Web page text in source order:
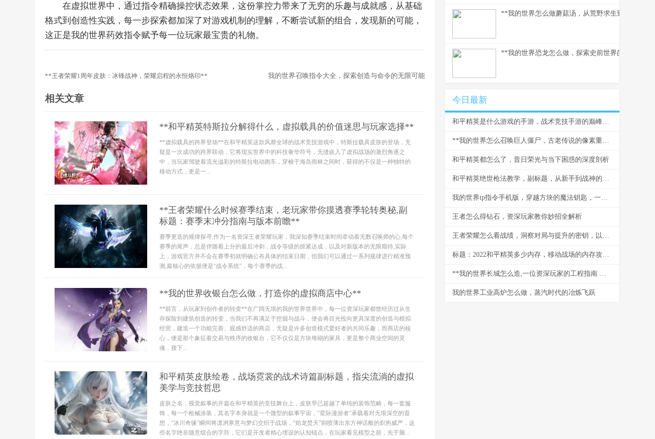
在虚拟世界中，通过指令精确操控状态效果，这份掌控力带来了无穷的乐趣与成就感，从基础
格式到创造性实践，每一步探索都加深了对游戏机制的理解，不断尝试新的组合，发现新的可能，
这正是我的世界药效指令赋予每一位玩家最宝贵的礼物。
**王者荣耀1周年皮肤：冰锋战神，荣耀启程的永恒烙印** 我的世界召唤指令大全，探索创造与命令的无限可能
相关文章
**和平精英特斯拉分解得什么，虚拟载具的价值迷思与玩家选择**
**虚拟载具的跨界登场**在和平精英这款风靡全球的战术竞技游戏中，特斯拉载具皮肤的登场，无
疑是一次成功的跨界联动，它将现实世界中的科技奢华符号，无缝嵌入了虚拟战场的激烈角逐之
中，当玩家驾驶着流光溢彩的特斯拉电动跑车，穿梭于海岛雨林之间时，获得的不仅是一种独特的
移动方式，更是一...
**王者荣耀什么时候赛季结束，老玩家带你摸透赛季轮转奥秘,副
标题：赛季末冲分指南与版本前瞻**
赛季更迭的规律探寻,作为一名资深王者荣耀玩家，我深知赛季结束时间牵动着无数召唤师的心,每个
赛季的尾声，总是伴随着上分的最后冲刺，战令等级的抓紧达成，以及对新版本的无限期待,实际
上，游戏官方并不会在赛季初就明确公布具体的结束日期，但我们可以通过一系列规律进行精准预
测,最核心的依据便是“战令系统”，每个赛季的战...
**我的世界收银台怎么做，打造你的虚拟商店中心**
**前言，从玩家到创作者的转变**在广阔无垠的我的世界世界中，每一位资深玩家都曾经历过从生
存探险到建筑创造的转变，当我们不再满足于挖掘与战斗，便会将目光投向更具深度的创造与模拟
经营，建造一个功能完善、观感舒适的商店，无疑是许多创造模式爱好者的共同乐趣，而商店的核
心，便是那个象征着交易与秩序的收银台，它不仅仅是方块堆砌的家具，更是整个商业空间的灵
魂，接下...
和平精英皮肤绘卷，战场霓裳的战术诗篇副标题，指尖流淌的虚拟
美学与竞技哲思
皮肤之名，视觉叙事的开篇在和平精英的竞技舞台上，皮肤早已超越了单纯的装饰范畴，每一套服
饰，每一个枪械涂装，其名字本身就是一个微型的叙事宇宙，“星际漫游者”承载着对无垠深空的遐
想，“冰川奇缘”瞬间将凛冽寒意与梦幻交织于战场，“焰龙焚天”则喷薄出东方神话般的炽热威严，这
些名字绝非随意组合的字符，它们是开发者精心埋设的认知锚点，在玩家看见模型之前，先于脑...
**我的世界怎么做蘑菇汤，从荒野求生到精致烹饪
**我的世界恐龙怎么做，探索史前世界的模组之旅
今日最新
和平精英是什么游戏的手游，战术竞技手游的巅峰之作
**我的世界怎么召唤巨人僵尸，古老传说的像素重现**
和平精英都怎么了，昔日荣光与当下困惑的深度剖析
和平精英绝世枪法教学，副标题，从新手到战神的精准之道
我的世界tp指令手机版，穿越方块的魔法钥匙，一段关于空间与创造的奇幻之旅
王者怎么得钻石，资深玩家教你妙招全解析
王者荣耀怎么看战绩，洞察对局与提升的密钥，以数据为镜照见成长之路
标题：2022和平精英多少内存，移动战场的内存攻防战
**我的世界长城怎么造,一位资深玩家的工程指南 副标题,从规划到竣工的完整心得**
我的世界工业高炉怎么做，蒸汽时代的冶炼飞跃